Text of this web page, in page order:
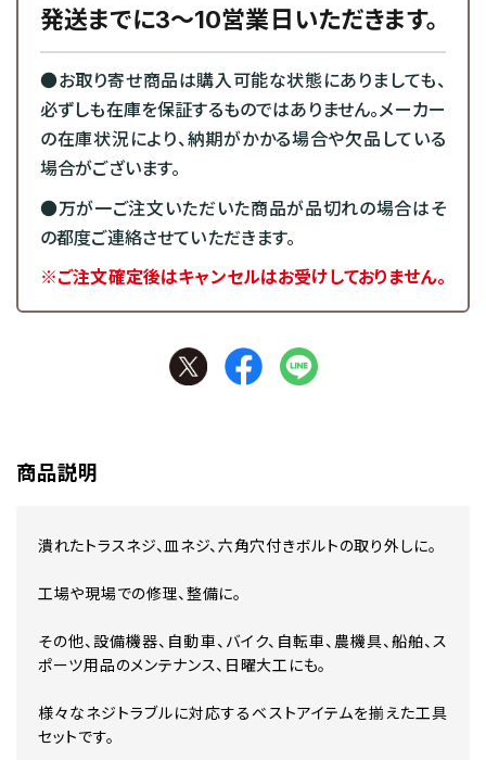
発送までに3～10営業日いただきます。
●お取り寄せ商品は購入可能な状態にありましても、
必ずしも在庫を保証するものではありません。メーカー
の在庫状況により、納期がかかる場合や欠品している
場合がございます。
●万が一ご注文いただいた商品が品切れの場合はそ
の都度ご連絡させていただきます。
※ご注文確定後はキャンセルはお受けしておりません。
商品説明
潰れたトラスネジ、皿ネジ、六角穴付きボルトの取り外しに。
工場や現場での修理、整備に。
その他、設備機器、自動車、バイク、自転車、農機具、船舶、ス
ポーツ用品のメンテナンス、日曜大工にも。
様々なネジトラブルに対応するベストアイテムを揃えた工具
セットです。